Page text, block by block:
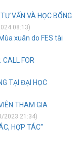
VẤN VÀ HỌC BỔNG
08:13)
xuân do FES tài
FOR
TẠI ĐẠI HỌC
THAM GIA
2023 21:34)
HỢP TÁC"